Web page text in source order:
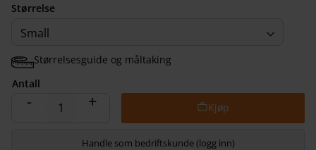
Størrelse
Small
Størrelsesguide og måltaking
Antall
+
-
Handle som bedriftskunde (logg inn)